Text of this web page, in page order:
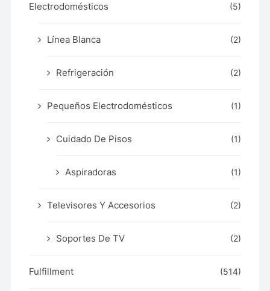
Electrodomésticos (5)
Línea Blanca (2)
Refrigeración (2)
Pequeños Electrodomésticos (1)
Cuidado De Pisos (1)
Aspiradoras (1)
Televisores Y Accesorios (2)
Soportes De TV (2)
Fulfillment (514)